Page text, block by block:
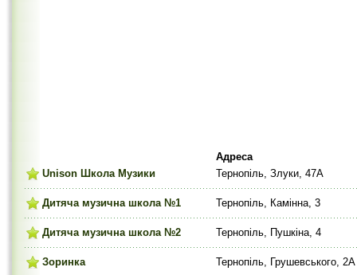
Адреса
Unison Школа Музики
Тернопіль, Злуки, 47А
Дитяча музична школа №1 Тернопіль, Камінна, 3
Дитяча музична школа №2 Тернопіль, Пушкіна, 4
Зоринка Тернопіль, Грушевського, 2А